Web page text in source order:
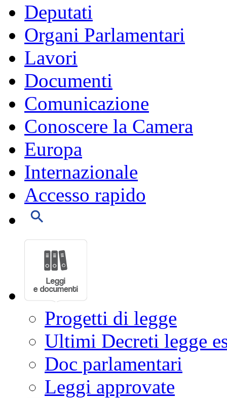
Deputati
Organi Parlamentari
Lavori
Documenti
Comunicazione
Conoscere la Camera
Europa
Internazionale
Accesso rapido
Progetti di legge
Ultimi Decreti legge
Doc parlamentari
Leggi approvate